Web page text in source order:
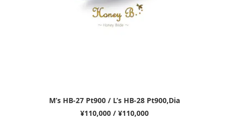
M’s HB-27 Pt900 / L’s HB-28 Pt900,Dia
¥110,000 / ¥110,000